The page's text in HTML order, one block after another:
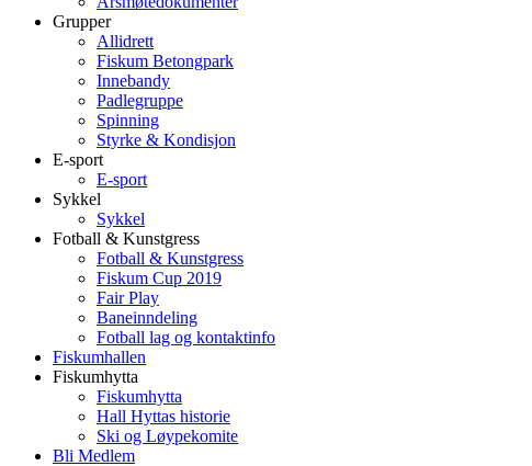
Grupper
Allidrett
Fiskum Betongpark
Innebandy
Padlegruppe
Spinning
Styrke & Kondisjon
E-sport
E-sport
Sykkel
Sykkel
Fotball & Kunstgress
Fotball & Kunstgress
Fiskum Cup 2019
Fair Play
Baneinndeling
Fotball lag og kontaktinfo
Fiskumhallen
Fiskumhytta
Fiskumhytta
Hall Hyttas historie
Ski og Løypekomite
Bli Medlem